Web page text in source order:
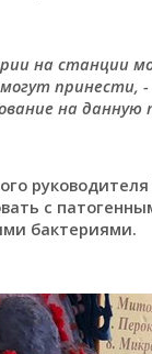
на станции
принести,
на данную
с
бактериями.